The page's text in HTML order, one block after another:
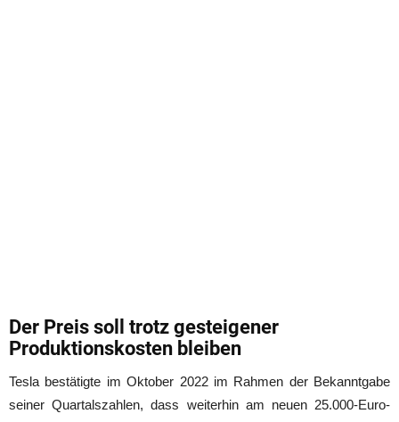
Der Preis soll trotz gesteigener
Produktionskosten bleiben
Tesla bestätigte im Oktober 2022 im Rahmen der Bekanntgabe
seiner Quartalszahlen, dass weiterhin am neuen 25.000-Euro-